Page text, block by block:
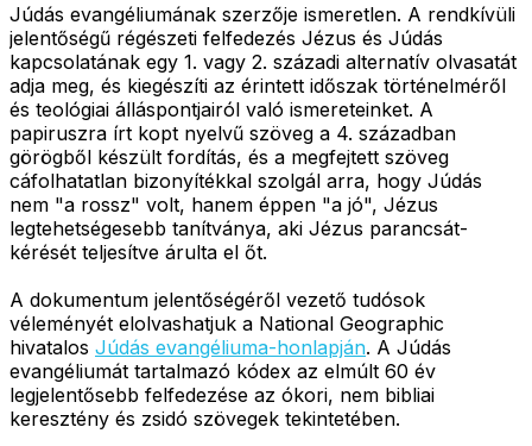
Júdás evangéliumának szerzője ismeretlen. A rendkívüli
jelentőségű régészeti felfedezés Jézus és Júdás
kapcsolatának egy 1. vagy 2. századi alternatív olvasatát
adja meg, és kiegészíti az érintett időszak történelméről
és teológiai álláspontjairól való ismereteinket. A
papiruszra írt kopt nyelvű szöveg a 4. században
görögből készült fordítás, és a megfejtett szöveg
cáfolhatatlan bizonyítékkal szolgál arra, hogy Júdás
nem "a rossz" volt, hanem éppen "a jó", Jézus
legtehetségesebb tanítványa, aki Jézus parancsát-
kérését teljesítve árulta el őt.
A dokumentum jelentőségéről vezető tudósok
véleményét elolvashatjuk a National Geographic
hivatalos Júdás evangéliuma-honlapján. A Júdás
evangéliumát tartalmazó kódex az elmúlt 60 év
legjelentősebb felfedezése az ókori, nem bibliai
keresztény és zsidó szövegek tekintetében.